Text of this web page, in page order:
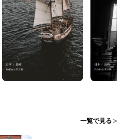
一覧で見る